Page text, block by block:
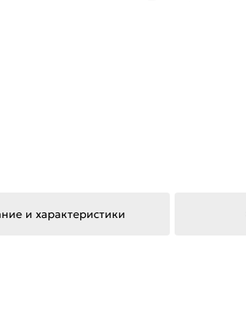
и характеристики